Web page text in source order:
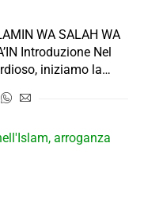
WA SALAH WA
Introduzione Nel
iniziamo la…